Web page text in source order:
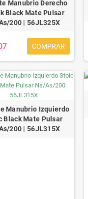
Manubrio Derecho
Black Mate Pulsar
200 | 56JL325X
COMPRAR
Manubrio Izquierdo
Black Mate Pulsar
200 | 56JL315X